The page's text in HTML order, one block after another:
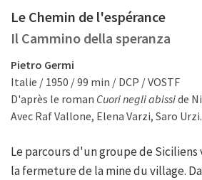
Le Chemin de l'espérance
Il Cammino della speranza
Pietro Germi
Italie / 1950 / 99 min / DCP / VOSTF
D'après le roman Cuori negli abisside
Avec Raf Vallone, Elena Varzi, Saro Urzi.
Le parcours d'un groupe de Siciliens
la fermeture de la mine du village.